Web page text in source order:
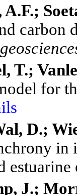
A.F.;
carbon
T.;
for
D.;
in
, J.;